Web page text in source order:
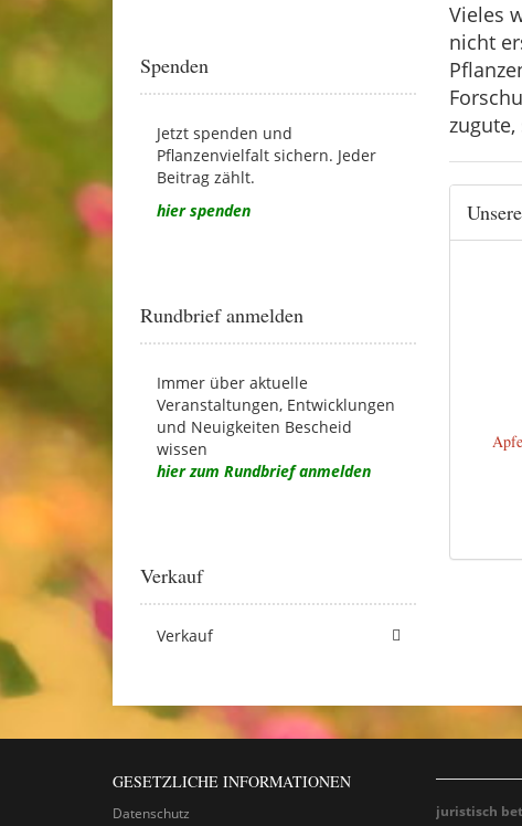
Vieles
nicht
Spenden
Jetzt spenden und
Pflanzenvielfalt sichern. Jeder
Beitrag zählt.
hier spenden
Rundbrief anmelden
Immer über aktuelle
Veranstaltungen, Entwicklungen
und Neuigkeiten Bescheid
wissen
hier zum Rundbrief anmelden
Verkauf
Verkauf
GESETZLICHE INFORMATIONEN
Datenschutz juristisch